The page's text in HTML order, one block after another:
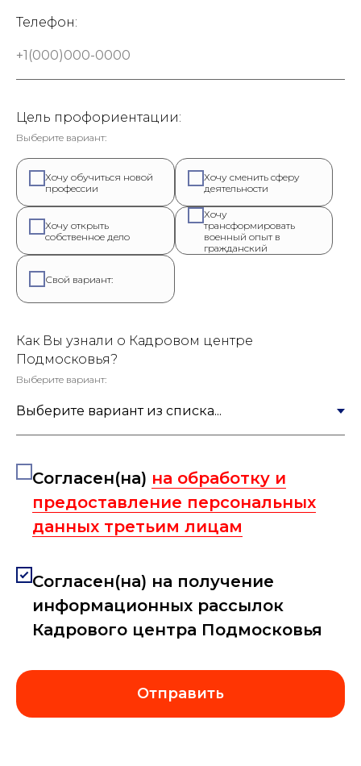
Телефон:
Цель профориентации:
Выберите вариант:
Хочу обучиться новой
профессии
Хочу сменить сферу
деятельности
Хочу открыть
собственное дело
Хочу
трансформировать
военный опыт в
гражданский
Свой вариант:
Как Вы узнали о Кадровом центре
Подмосковья?
Выберите вариант:
Согласен(на) на обработку и
предоставление персональных
данных третьим лицам
Согласен(на) на получение
информационных рассылок
Кадрового центра Подмосковья
Отправить